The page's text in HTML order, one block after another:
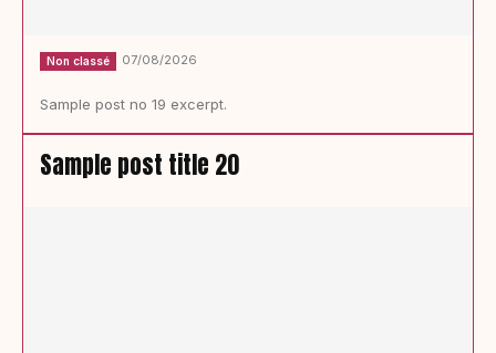
Non classé 07/08/2026
Sample post no 19 excerpt.
Sample post title 20